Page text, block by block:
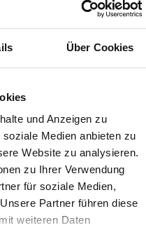
Über Cookies
und Anzeigen zu
Medien anbieten zu
Website zu analysieren.
zu Ihrer Verwendung
für soziale Medien,
Partner führen diese
weiteren Daten